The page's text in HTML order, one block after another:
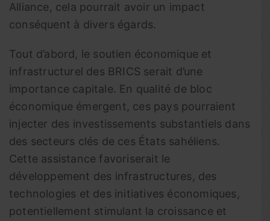
Alliance, cela pourrait avoir un impact
conséquent à divers égards.
Tout d’abord, le soutien économique et
infrastructurel des BRICS serait d’une
importance capitale. En qualité de bloc
économique émergent, ces pays pourraient
injecter des investissements substantiels dans
des secteurs clés de ces États sahéliens.
Cette assistance favoriserait le
développement des infrastructures, des
technologies et des initiatives économiques,
potentiellement stimulant la croissance et